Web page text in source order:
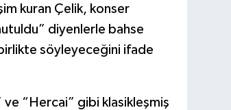
kuran Çelik, konser
diyenlerle bahse
birlikte söyleyeceğini ifade
ve “Hercai” gibi klasikleşmiş